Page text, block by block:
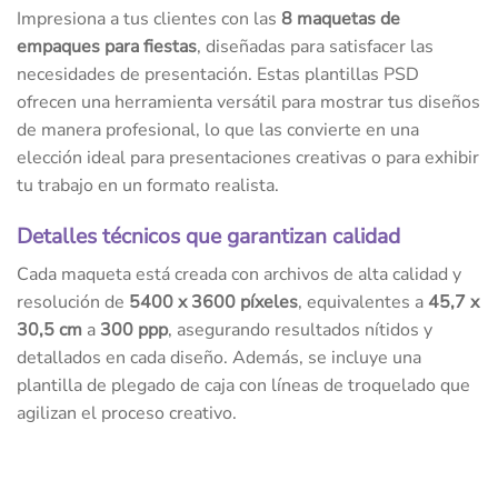
Impresiona a tus clientes con las 8 maquetas de
empaques para fiestas, diseñadas para satisfacer las
necesidades de presentación. Estas plantillas PSD
ofrecen una herramienta versátil para mostrar tus diseños
de manera profesional, lo que las convierte en una
elección ideal para presentaciones creativas o para exhibir
tu trabajo en un formato realista.
Detalles técnicos que garantizan calidad
Cada maqueta está creada con archivos de alta calidad y
resolución de 5400 x 3600 píxeles, equivalentes a45,7 x
30,5 cm a 300 ppp, asegurando resultados nítidos y
detallados en cada diseño. Además, se incluye una
plantilla de plegado de caja con líneas de troquelado que
agilizan el proceso creativo.